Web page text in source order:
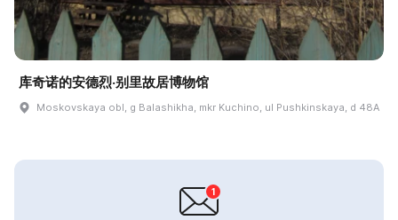
库奇诺的安德烈·别里故居博物馆
Moskovskaya obl, g Balashikha, mkr Kuchino, ul Pushkinskaya, d 48A